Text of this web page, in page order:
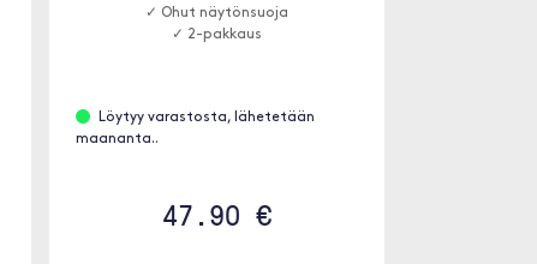
✓ Ohut näytönsuoja
✓ 2-pakkaus
Löytyy varastosta, lähetetään
maananta..
47.90 €